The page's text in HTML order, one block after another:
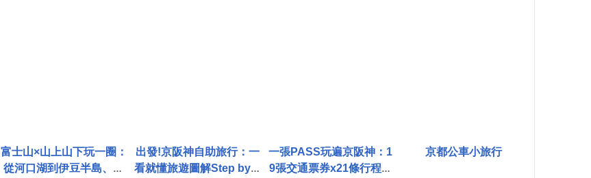
富士山×山上山下玩一圈：
從河口湖到伊豆半島、箱
出發!京阪神自助旅行：一
看就懂旅遊圖解Step by S
一張PASS玩遍京阪神：1
9張交通票券x21條行程規
京都公車小旅行